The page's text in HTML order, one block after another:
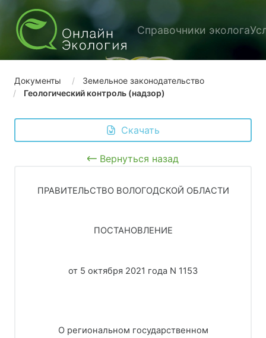
Справочники эколога
Документы
Земельное законодательство
Геологический контроль (надзор)
Скачать
Вернуться назад
ПРАВИТЕЛЬСТВО ВОЛОГОДСКОЙ ОБЛАСТИ
ПОСТАНОВЛЕНИЕ
от 5 октября 2021 года N 1153
О региональном государственном